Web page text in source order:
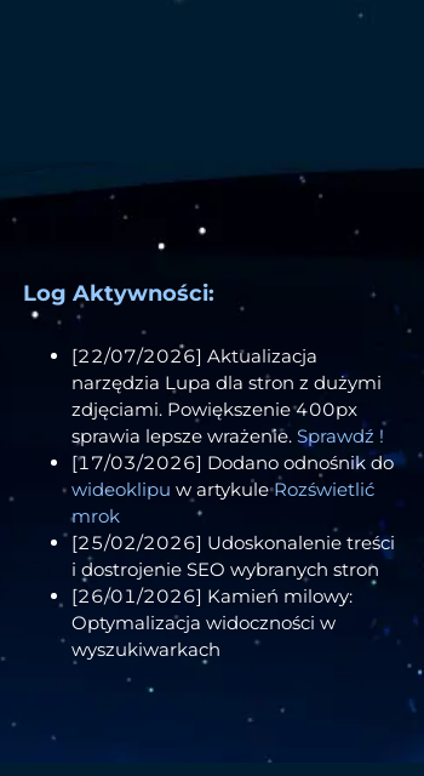
Log Aktywności:
[22/07/2026] Aktualizacja
narzędzia Lupa dla stron z dużymi
zdjęciami. Powiększenie 400px
sprawia lepsze wrażenie. Sprawdź !
[17/03/2026] Dodano odnośnik do
wideoklipu w artykuleRozświetlić
mrok
[25/02/2026] Udoskonalenie treści
i dostrojenie SEO wybranych stron
[26/01/2026] Kamień milowy:
Optymalizacja widoczności w
wyszukiwarkach